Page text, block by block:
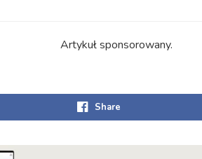
Artykuł sponsorowany.
Share